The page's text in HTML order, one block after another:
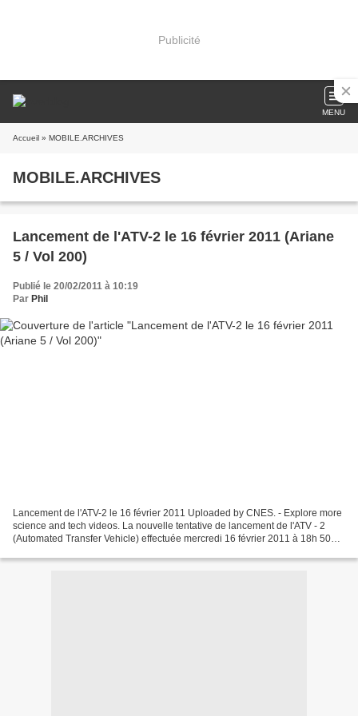
Publicité
MENU
Accueil » MOBILE.ARCHIVES
MOBILE.ARCHIVES
Lancement de l'ATV-2 le 16 février 2011 (Ariane
5 / Vol 200)
Publié le 20/02/2011 à 10:19
Par Phil
Lancement de l'ATV-2 le 16 février 2011 Uploaded by CNES. - Explore more
science and tech videos. La nouvelle tentative de lancement de l'ATV - 2
(Automated Transfer Vehicle) effectuée mercredi 16 février 2011 à 18h 50